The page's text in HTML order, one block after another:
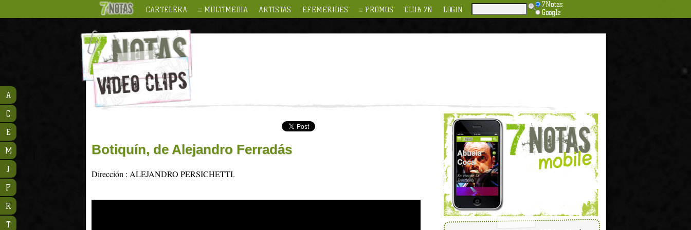
CARTELERA MULTIMEDIA ARTISTAS EFEMERIDES PROMOS CLUB 7N LOGIN
7Notas
Google
Botiquín, de Alejandro Ferradás
Dirección : ALEJANDRO PERSICHETTI.
A
C
E
M
J
P
R
T